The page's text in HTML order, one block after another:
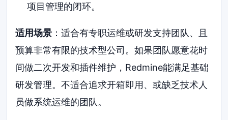
项目管理的闭环。
适用场景 ：适合有专职运维或研发支持团队、且
预算非常有限的技术型公司。如果团队愿意花时
间做二次开发和插件维护，Redmine能满足基础
研发管理。不适合追求开箱即用、或缺乏技术人
员做系统运维的团队。